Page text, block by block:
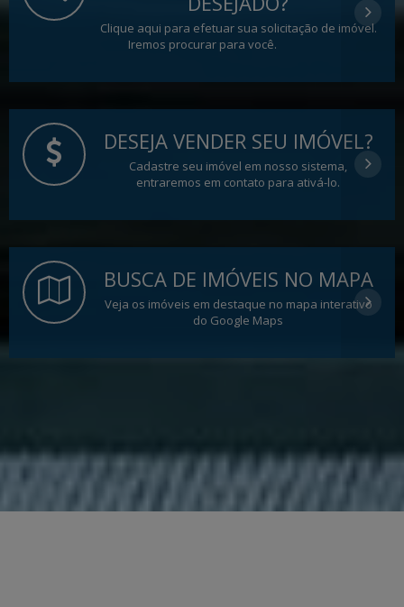
Clique aqui para efetuar sua solicitação de imóvel.
Iremos procurar para você.
DESEJA VENDER SEU IMÓVEL?
Cadastre seu imóvel em nosso sistema,
entraremos em contato para ativá-lo.
BUSCA DE IMÓVEIS NO MAPA
Veja os imóveis em destaque no mapa interativo
do Google Maps